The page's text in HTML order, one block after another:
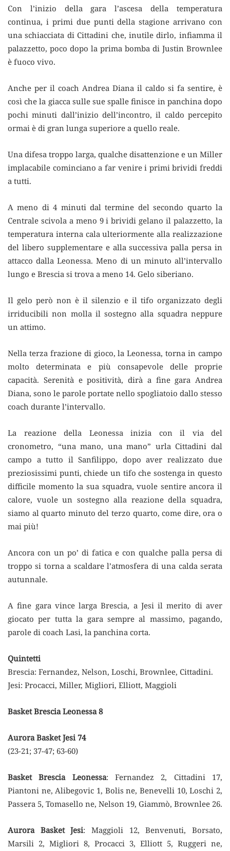
Con l’inizio della gara l’ascesa della temperatura
continua, i primi due punti della stagione arrivano con
una schiacciata di Cittadini che, inutile dirlo, infiamma il
palazzetto, poco dopo la prima bomba di Justin Brownlee
è fuoco vivo.
Anche per il coach Andrea Diana il caldo si fa sentire, è
così che la giacca sulle sue spalle finisce in panchina dopo
pochi minuti dall’inizio dell’incontro, il caldo percepito
ormai è di gran lunga superiore a quello reale.
Una difesa troppo larga, qualche disattenzione e un Miller
implacabile cominciano a far venire i primi brividi freddi
a tutti.
A meno di 4 minuti dal termine del secondo quarto la
Centrale scivola a meno 9 i brividi gelano il palazzetto, la
temperatura interna cala ulteriormente alla realizzazione
del libero supplementare e alla successiva palla persa in
attacco dalla Leonessa. Meno di un minuto all’intervallo
lungo e Brescia si trova a meno 14. Gelo siberiano.
Il gelo però non è il silenzio e il tifo organizzato degli
irriducibili non molla il sostegno alla squadra neppure
un attimo.
Nella terza frazione di gioco, la Leonessa, torna in campo
molto determinata e più consapevole delle proprie
capacità. Serenità e positività, dirà a fine gara Andrea
Diana, sono le parole portate nello spogliatoio dallo stesso
coach durante l’intervallo.
La reazione della Leonessa inizia con il via del
cronometro, “una mano, una mano” urla Cittadini dal
campo a tutto il Sanfilippo, dopo aver realizzato due
preziosissimi punti, chiede un tifo che sostenga in questo
difficile momento la sua squadra, vuole sentire ancora il
calore, vuole un sostegno alla reazione della squadra,
siamo al quarto minuto del terzo quarto, come dire, ora o
mai più!
Ancora con un po’ di fatica e con qualche palla persa di
troppo si torna a scaldare l’atmosfera di una calda serata
autunnale.
A fine gara vince larga Brescia, a Jesi il merito di aver
giocato per tutta la gara sempre al massimo, pagando,
parole di coach Lasi, la panchina corta.
Quintetti
Brescia: Fernandez, Nelson, Loschi, Brownlee, Cittadini.
Jesi: Procacci, Miller, Migliori, Elliott, Maggioli
Basket Brescia Leonessa 8
Aurora Basket Jesi 74
(23-21; 37-47; 63-60)
Basket Brescia Leonessa: Fernandez 2, Cittadini 17,
Piantoni ne, Alibegovic 1, Bolis ne, Benevelli 10, Loschi 2,
Passera 5, Tomasello ne, Nelson 19, Giammò, Brownlee 26.
Aurora Basket Jesi: Maggioli 12, Benvenuti, Borsato,
Marsili 2, Migliori 8, Procacci 3, Elliott 5, Ruggeri ne,